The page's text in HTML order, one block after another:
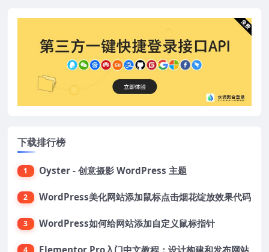
下载排行榜
1 Oyster - 创意摄影 WordPress 主题
2 WordPress美化网站添加鼠标点击烟花绽放效果代码
3 WordPress如何给网站添加自定义鼠标指针
4